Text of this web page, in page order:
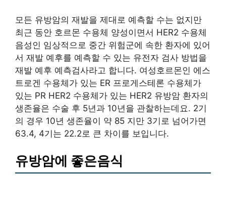
모든 유방암의 재발을 제대로 예측할 수는 없지만
최근 동안 호르몬 수용체 양성이면서 HER2 수용체
음성인 임상적으로 중간 위험군에 속한 환자에 있어
서 재발 예후를 예측할 수 있는 유전자 검사 방법을
재발 예후 예측검사라고 합니다. 여성호르몬인 에스
트로겐 수용체가 있는 ER 프로게스테론 수용체가
있는 PR HER2 수용체가 있는 HER2 유방암 환자의
생존율은 수술 후 5년과 10년을 관찰하는데요. 2기
의 경우 10년 생존율이 약 85 지만 3기로 넘어가면
63.4, 4기는 22.2로 큰 차이를 보입니다.
유방암에 좋은음식